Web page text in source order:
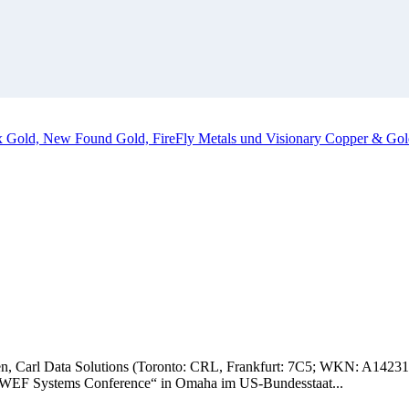
New Found Gold, FireFly Metals und Visionary Copper &
Carl Data Solutions (Toronto: CRL, Frankfurt: 7C5; WKN:
Systems Conference“ in Omaha im US-Bundesstaat...